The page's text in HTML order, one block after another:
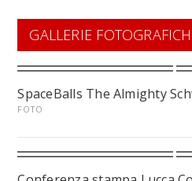
GALLERIE
SpaceBalls The Almighty
FOTO